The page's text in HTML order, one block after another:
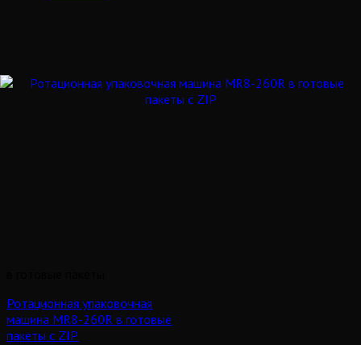
Ротационная упаковочная
машина MR8-260R в готовые
пакеты с ZIP